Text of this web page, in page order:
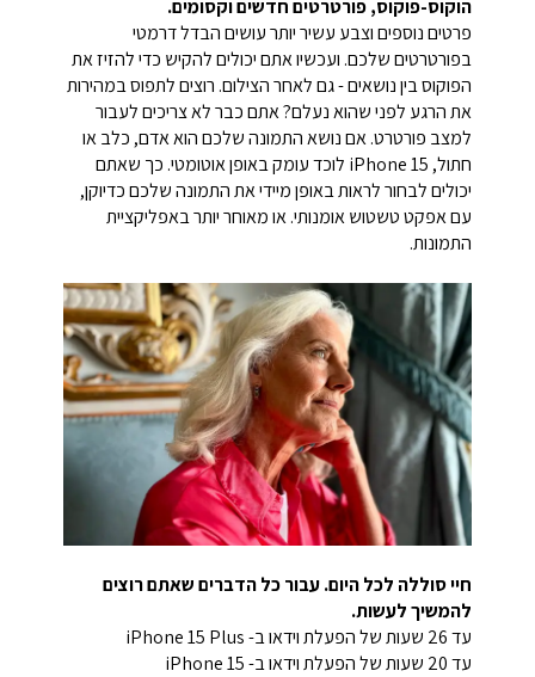
הוקוס-פוקוס, פורטרטים חדשים וקסומים.
פרטים נוספים וצבע עשיר יותר עושים הבדל דרמטי
בפורטרטים שלכם. ועכשיו אתם יכולים להקיש כדי להזיז את
הפוקוס בין נושאים - גם לאחר הצילום. רוצים לתפוס במהירות
את הרגע לפני שהוא נעלם? אתם כבר לא צריכים לעבור
למצב פורטרט. אם נושא התמונה שלכם הוא אדם, כלב או
חתול, iPhone 15 לוכד עומק באופן אוטומטי. כך שאתם
יכולים לבחור לראות באופן מיידי את התמונה שלכם כדיוקן,
עם אפקט טשטוש אומנותי. או מאוחר יותר באפליקציית
התמונות.
חיי סוללה לכל היום. עבור כל הדברים שאתם רוצים
להמשיך לעשות.
עד 26 שעות של הפעלת וידאו ב- iPhone 15 Plus
עד 20 שעות של הפעלת וידאו ב- iPhone 15